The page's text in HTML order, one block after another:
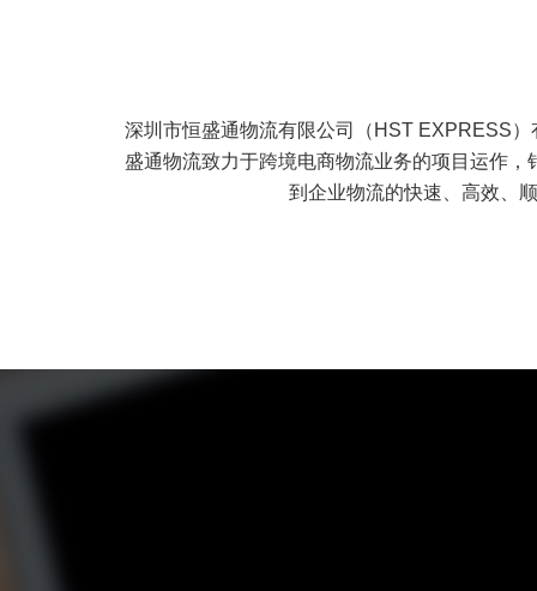
深圳市恒盛通物流有限公司（HST EXPRESS
盛通物流致力于跨境电商物流业务的项目运作
到企业物流的快速、高效、